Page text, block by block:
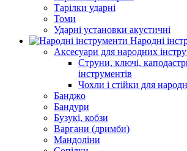
Тарілки ударні
Томи
Ударні установки акустичні
Народні
Аксесуари для народних
Струни, ключі,
інструментів
Чохли і стійки для
Банджо
Бандури
Бузукі, кобзи
Варгани (дримби)
Мандоліни